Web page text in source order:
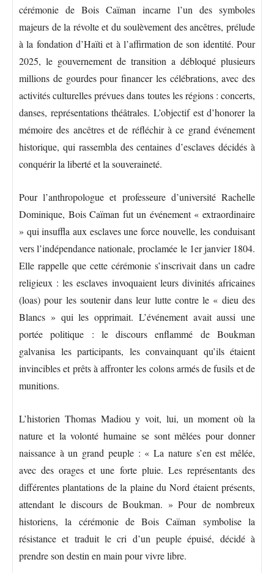
cérémonie de Bois Caïman incarne l’un des symboles
majeurs de la révolte et du soulèvement des ancêtres, prélude
à la fondation d’Haïti et à l’affirmation de son identité. Pour
2025, le gouvernement de transition a débloqué plusieurs
millions de gourdes pour financer les célébrations, avec des
activités culturelles prévues dans toutes les régions : concerts,
danses, représentations théâtrales. L’objectif est d’honorer la
mémoire des ancêtres et de réfléchir à ce grand événement
historique, qui rassembla des centaines d’esclaves décidés à
conquérir la liberté et la souveraineté.
Pour l’anthropologue et professeure d’université Rachelle
Dominique, Bois Caïman fut un événement « extraordinaire
» qui insuffla aux esclaves une force nouvelle, les conduisant
vers l’indépendance nationale, proclamée le 1er janvier 1804.
Elle rappelle que cette cérémonie s’inscrivait dans un cadre
religieux : les esclaves invoquaient leurs divinités africaines
(loas) pour les soutenir dans leur lutte contre le « dieu des
Blancs » qui les opprimait. L’événement avait aussi une
portée politique : le discours enflammé de Boukman
galvanisa les participants, les convainquant qu’ils étaient
invincibles et prêts à affronter les colons armés de fusils et de
munitions.
L’historien Thomas Madiou y voit, lui, un moment où la
nature et la volonté humaine se sont mêlées pour donner
naissance à un grand peuple : « La nature s’en est mêlée,
avec des orages et une forte pluie. Les représentants des
différentes plantations de la plaine du Nord étaient présents,
attendant le discours de Boukman. » Pour de nombreux
historiens, la cérémonie de Bois Caïman symbolise la
résistance et traduit le cri d’un peuple épuisé, décidé à
prendre son destin en main pour vivre libre.